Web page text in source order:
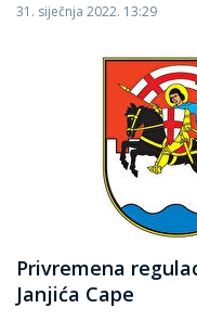
31. siječnja 2022. 13:29
Privremena
Janjića Cape